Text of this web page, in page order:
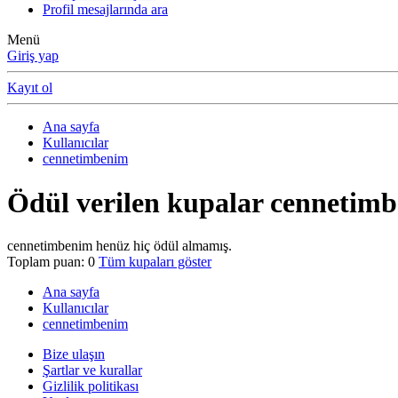
Profil mesajlarında ara
Menü
Giriş yap
Kayıt ol
Ana sayfa
Kullanıcılar
cennetimbenim
Ödül verilen kupalar
cennetimbenim henüz hiç ödül almamış.
Toplam puan: 0 Tüm kupaları göster
Ana sayfa
Kullanıcılar
cennetimbenim
Bize ulaşın
Şartlar ve kurallar
Gizlilik politikası